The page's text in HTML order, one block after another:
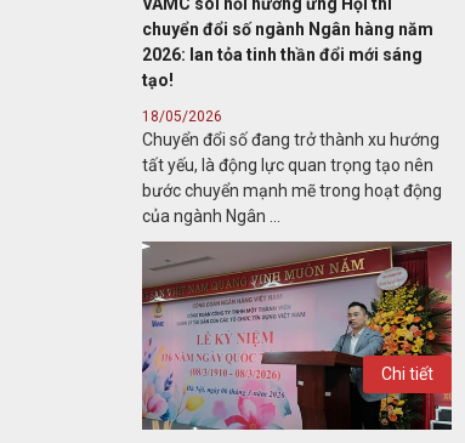
chuyển đổi số ngành Ngân hàng năm
2026: lan tỏa tinh thần đổi mới sáng
tạo!
18/05/2026
Chuyển đổi số đang trở thành xu hướng
tất yếu, là động lực quan trọng tạo nên
bước chuyển mạnh mẽ trong hoạt động
của ngành Ngân ...
Chi tiết